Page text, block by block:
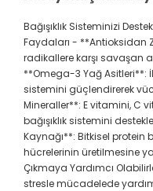
Bağışıklık Sisteminizi
Faydaları - **Antioksidan
radikallere karşı savaşan
**Omega-3 Yağ Asitleri**:
sistemini güçlendirerek
Mineraller**: E vitamini, C
bağışıklık sistemini
Kaynağı**: Bitkisel protein
hücrelerinin üretilmesine
Çıkmaya Yardımcı
stresle mücadelede